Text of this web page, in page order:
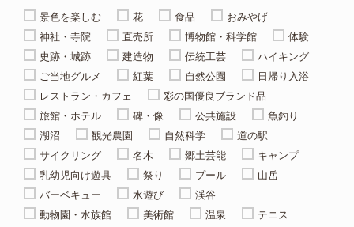
景色を楽しむ 花 食品
おみやげ
神社・寺院
直売所 博物館・科学館
体験
史跡・城跡
建造物 伝統工芸
ハイキング
ご当地グルメ
紅葉 自然公園
日帰り入浴
レストラン・カフェ
彩の国優良ブランド品
旅館・ホテル
碑・像 公共施設
魚釣り
湖沼
観光農園 自然科学
道の駅
サイクリング
名木 郷土芸能
キャンプ
乳幼児向け遊具
祭り プール
山岳
バーベキュー
水遊び
渓谷
動物園・水族館
美術館 温泉
テニス